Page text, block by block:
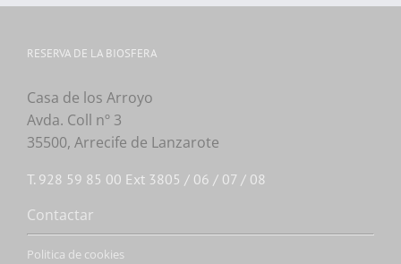
RESERVA DE LA BIOSFERA
Casa de los Arroyo
Avda. Coll nº 3
35500, Arrecife de Lanzarote
T. 928 59 85 00 Ext 3805 / 06 / 07 / 08
Contactar
Politica de cookies